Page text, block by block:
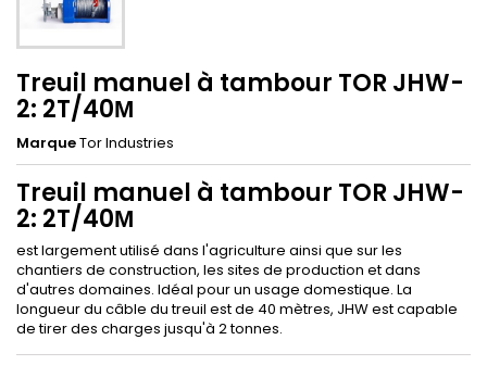
Treuil manuel à tambour TOR JHW-
2: 2T/40М
MarqueTor Industries
Treuil manuel à tambour TOR JHW-
2: 2T/40М
est largement utilisé dans l'agriculture ainsi que sur les
chantiers de construction, les sites de production et dans
d'autres domaines. Idéal pour un usage domestique. La
longueur du câble du treuil est de 40 mètres, JHW ​​est capable
de tirer des charges jusqu'à 2 tonnes.